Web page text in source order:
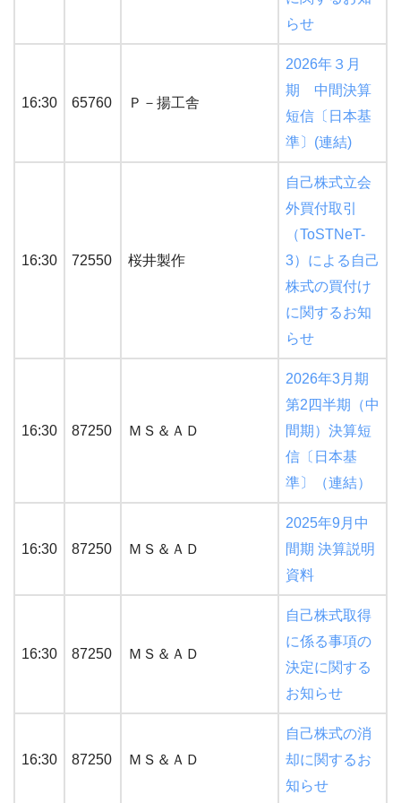
らせ
16:30 65760 Ｐ－揚工舎
2026年３月
期 中間決算
短信〔日本基
準〕(連結)
16:30 72550 桜井製作
自己株式立会
外買付取引
（ToSTNeT-
3）による自己
株式の買付け
に関するお知
らせ
16:30 87250 ＭＳ＆ＡＤ
2026年3月期
第2四半期（中
間期）決算短
信〔日本基
準〕（連結）
16:30 87250 ＭＳ＆ＡＤ
2025年9月中
間期 決算説明
資料
16:30 87250 ＭＳ＆ＡＤ
自己株式取得
に係る事項の
決定に関する
お知らせ
16:30 87250 ＭＳ＆ＡＤ
自己株式の消
却に関するお
知らせ